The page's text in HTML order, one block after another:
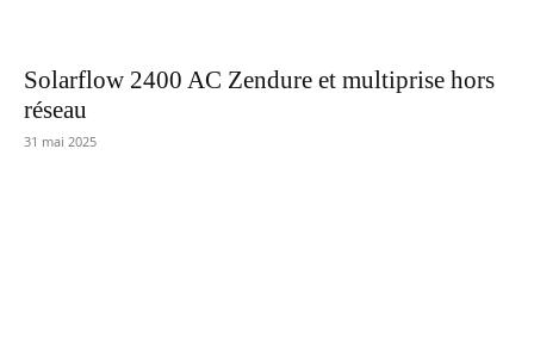
Solarflow 2400 AC Zendure et multiprise hors
réseau
31 mai 2025